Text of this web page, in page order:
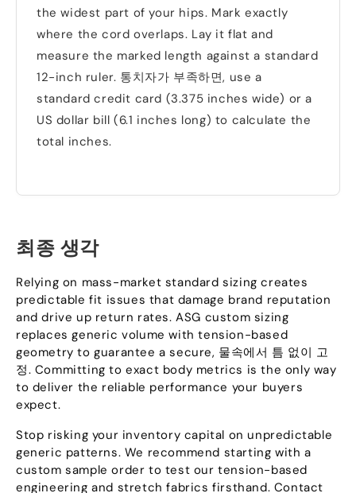
the widest part of your hips. Mark exactly
where the cord overlaps. Lay it flat and
measure the marked length against a standard
12-inch ruler. 통치자가 부족하면, use a
standard credit card (3.375 inches wide) or a
US dollar bill (6.1 inches long) to calculate the
total inches.
최종 생각
Relying on mass-market standard sizing creates
predictable fit issues that damage brand reputation
and drive up return rates.ASG custom sizing
replaces generic volume with tension-based
geometry to guarantee a secure, 물속에서 틈 없이 고
정. Committing to exact body metrics is the only way
to deliver the reliable performance your buyers
expect.
Stop risking your inventory capital on unpredictable
generic patterns. We recommend starting with a
custom sample order to test our tension-based
engineering and stretch fabrics firsthand. Contact